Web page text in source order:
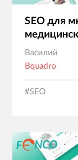
SEO для
Василий
Bquadro
#SEO